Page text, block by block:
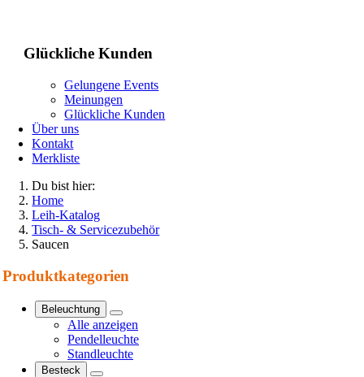
Glückliche Kunden
Gelungene Events
Meinungen
Glückliche Kunden
Über uns
Kontakt
Merkliste
Du bist hier:
Home
Leih-Katalog
Tisch- & Servicezubehör
Saucen
Produkt­kategorien
Beleuchtung
Alle anzeigen
Pendelleuchte
Standleuchte
Besteck